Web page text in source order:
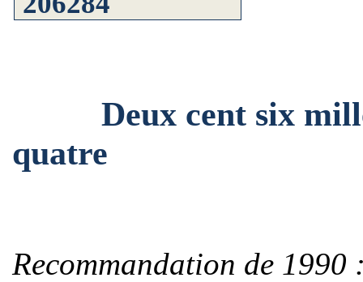
Deux cent six mille
quatre
Recommandation de 1990